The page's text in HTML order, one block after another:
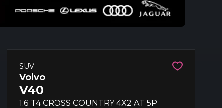
SUV
Volvo
V40
1.6 T4 CROSS COUNTRY 4X2 AT 5P